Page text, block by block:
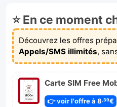
⭐ En ce moment
Découvrez les offres
Appels/SMS illimités,
Carte SIM Free
👉 voir l'offre à 8,39€